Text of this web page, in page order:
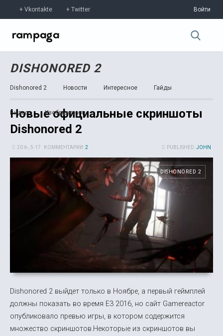
Vkontakte Twitter Войти
DISHONORED 2
Dishonored 2 Новости Интересное Гайды
Видео Изображения
Новые официальные скриншоты
Dishonored 2
PUBLISHED:JOHN
20 6-, 5-17 КОММЕНТАРИИ:2
DISHONORED 2
Dishonored 2 выйдет только в Ноябре, а первый геймплей
должны показать во время E3 2016, но сайт Gamereactor
опубликовало превью игры, в котором содержится
множество скриншотов.Некоторые из скриншотов вы